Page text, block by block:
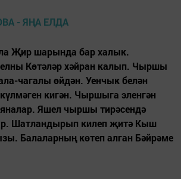
Җир шарында бар халык.
Көтәләр хәйран калып. Чыршы
чагалы өйдән. Уенчык белән
кигән. Чыршыга эленгән
яналар. Яшел чыршы тирәсендә
Шатландырып килеп җитә Кыш
Балаларның көтеп алган Бәйрәме